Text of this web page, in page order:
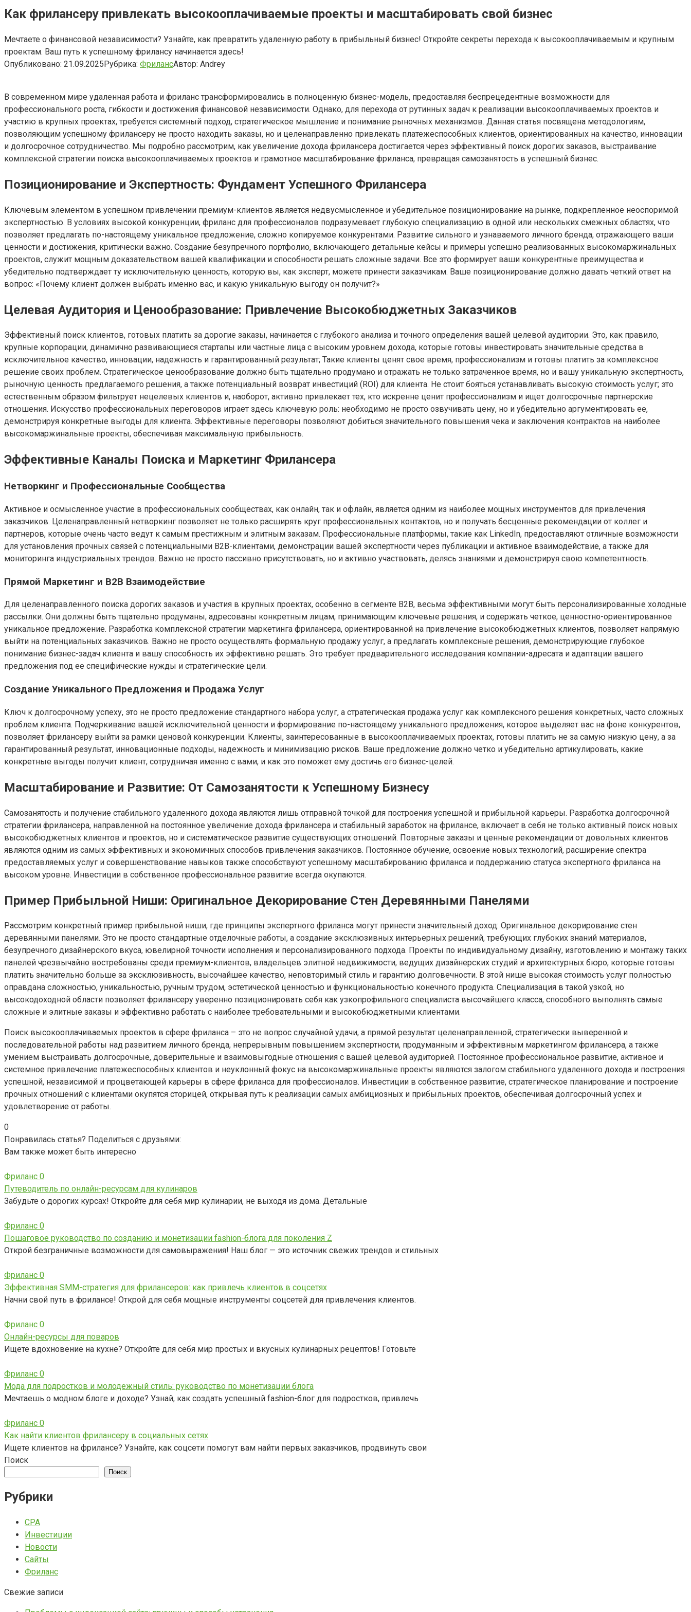
Как фрилансеру привлекать высокооплачиваемые проекты и масштабировать свой бизнес
Мечтаете о финансовой независимости? Узнайте, как превратить удаленную работу в прибыльный бизнес! Откройте секреты перехода к высокооплачиваемым и крупным
проектам. Ваш путь к успешному фрилансу начинается здесь!
Опубликовано: 21.09.2025Рубрика: ФрилансАвтор: Andrey
В современном мире удаленная работа и фриланс трансформировались в полноценную бизнес-модель, предоставляя беспрецедентные возможности для
профессионального роста, гибкости и достижения финансовой независимости. Однако, для перехода от рутинных задач к реализации высокооплачиваемых проектов и
участию в крупных проектах, требуется системный подход, стратегическое мышление и понимание рыночных механизмов. Данная статья посвящена методологиям,
позволяющим успешному фрилансеру не просто находить заказы, но и целенаправленно привлекать платежеспособных клиентов, ориентированных на качество, инновации
и долгосрочное сотрудничество. Мы подробно рассмотрим, как увеличение дохода фрилансера достигается через эффективный поиск дорогих заказов, выстраивание
комплексной стратегии поиска высокооплачиваемых проектов и грамотное масштабирование фриланса, превращая самозанятость в успешный бизнес.
Позиционирование и Экспертность: Фундамент Успешного Фрилансера
Ключевым элементом в успешном привлечении премиум-клиентов является недвусмысленное и убедительное позиционирование на рынке, подкрепленное неоспоримой
экспертностью. В условиях высокой конкуренции, фриланс для профессионалов подразумевает глубокую специализацию в одной или нескольких смежных областях, что
позволяет предлагать по-настоящему уникальное предложение, сложно копируемое конкурентами. Развитие сильного и узнаваемого личного бренда, отражающего ваши
ценности и достижения, критически важно. Создание безупречного портфолио, включающего детальные кейсы и примеры успешно реализованных высокомаржинальных
проектов, служит мощным доказательством вашей квалификации и способности решать сложные задачи. Все это формирует ваши конкурентные преимущества и
убедительно подтверждает ту исключительную ценность, которую вы, как эксперт, можете принести заказчикам. Ваше позиционирование должно давать четкий ответ на
вопрос: «Почему клиент должен выбрать именно вас, и какую уникальную выгоду он получит?»
Целевая Аудитория и Ценообразование: Привлечение Высокобюджетных Заказчиков
Эффективный поиск клиентов, готовых платить за дорогие заказы, начинается с глубокого анализа и точного определения вашей целевой аудитории. Это, как правило,
крупные корпорации, динамично развивающиеся стартапы или частные лица с высоким уровнем дохода, которые готовы инвестировать значительные средства в
исключительное качество, инновации, надежность и гарантированный результат; Такие клиенты ценят свое время, профессионализм и готовы платить за комплексное
решение своих проблем. Стратегическое ценообразование должно быть тщательно продумано и отражать не только затраченное время, но и вашу уникальную экспертность,
рыночную ценность предлагаемого решения, а также потенциальный возврат инвестиций (ROI) для клиента. Не стоит бояться устанавливать высокую стоимость услуг; это
естественным образом фильтрует нецелевых клиентов и, наоборот, активно привлекает тех, кто искренне ценит профессионализм и ищет долгосрочные партнерские
отношения. Искусство профессиональных переговоров играет здесь ключевую роль: необходимо не просто озвучивать цену, но и убедительно аргументировать ее,
демонстрируя конкретные выгоды для клиента. Эффективные переговоры позволяют добиться значительного повышения чека и заключения контрактов на наиболее
высокомаржинальные проекты, обеспечивая максимальную прибыльность.
Эффективные Каналы Поиска и Маркетинг Фрилансера
Нетворкинг и Профессиональные Сообщества
Активное и осмысленное участие в профессиональных сообществах, как онлайн, так и офлайн, является одним из наиболее мощных инструментов для привлечения
заказчиков. Целенаправленный нетворкинг позволяет не только расширять круг профессиональных контактов, но и получать бесценные рекомендации от коллег и
партнеров, которые очень часто ведут к самым престижным и элитным заказам. Профессиональные платформы, такие как LinkedIn, предоставляют отличные возможности
для установления прочных связей с потенциальными B2B-клиентами, демонстрации вашей экспертности через публикации и активное взаимодействие, а также для
мониторинга индустриальных трендов. Важно не просто пассивно присутствовать, но и активно участвовать, делясь знаниями и демонстрируя свою компетентность.
Прямой Маркетинг и B2B Взаимодействие
Для целенаправленного поиска дорогих заказов и участия в крупных проектах, особенно в сегменте B2B, весьма эффективными могут быть персонализированные холодные
рассылки. Они должны быть тщательно продуманы, адресованы конкретным лицам, принимающим ключевые решения, и содержать четкое, ценностно-ориентированное
уникальное предложение. Разработка комплексной стратегии маркетинга фрилансера, ориентированной на привлечение высокобюджетных клиентов, позволяет напрямую
выйти на потенциальных заказчиков. Важно не просто осуществлять формальную продажу услуг, а предлагать комплексные решения, демонстрирующие глубокое
понимание бизнес-задач клиента и вашу способность их эффективно решать. Это требует предварительного исследования компании-адресата и адаптации вашего
предложения под ее специфические нужды и стратегические цели.
Создание Уникального Предложения и Продажа Услуг
Ключ к долгосрочному успеху, это не просто предложение стандартного набора услуг, а стратегическая продажа услуг как комплексного решения конкретных, часто сложных
проблем клиента. Подчеркивание вашей исключительной ценности и формирование по-настоящему уникального предложения, которое выделяет вас на фоне конкурентов,
позволяет фрилансеру выйти за рамки ценовой конкуренции. Клиенты, заинтересованные в высокооплачиваемых проектах, готовы платить не за самую низкую цену, а за
гарантированный результат, инновационные подходы, надежность и минимизацию рисков. Ваше предложение должно четко и убедительно артикулировать, какие
конкретные выгоды получит клиент, сотрудничая именно с вами, и как это поможет ему достичь его бизнес-целей.
Масштабирование и Развитие: От Самозанятости к Успешному Бизнесу
Самозанятость и получение стабильного удаленного дохода являются лишь отправной точкой для построения успешной и прибыльной карьеры. Разработка долгосрочной
стратегии фрилансера, направленной на постоянное увеличение дохода фрилансера и стабильный заработок на фрилансе, включает в себя не только активный поиск новых
высокобюджетных клиентов и проектов, но и систематическое развитие существующих отношений. Повторные заказы и ценные рекомендации от довольных клиентов
являются одним из самых эффективных и экономичных способов привлечения заказчиков. Постоянное обучение, освоение новых технологий, расширение спектра
предоставляемых услуг и совершенствование навыков также способствуют успешному масштабированию фриланса и поддержанию статуса экспертного фриланса на
высоком уровне. Инвестиции в собственное профессиональное развитие всегда окупаются.
Пример Прибыльной Ниши: Оригинальное Декорирование Стен Деревянными Панелями
Рассмотрим конкретный пример прибыльной ниши, где принципы экспертного фриланса могут принести значительный доход: Оригинальное декорирование стен
деревянными панелями. Это не просто стандартные отделочные работы, а создание эксклюзивных интерьерных решений, требующих глубоких знаний материалов,
безупречного дизайнерского вкуса, ювелирной точности исполнения и персонализированного подхода. Проекты по индивидуальному дизайну, изготовлению и монтажу таких
панелей чрезвычайно востребованы среди премиум-клиентов, владельцев элитной недвижимости, ведущих дизайнерских студий и архитектурных бюро, которые готовы
платить значительно больше за эксклюзивность, высочайшее качество, неповторимый стиль и гарантию долговечности. В этой нише высокая стоимость услуг полностью
оправдана сложностью, уникальностью, ручным трудом, эстетической ценностью и функциональностью конечного продукта. Специализация в такой узкой, но
высокодоходной области позволяет фрилансеру уверенно позиционировать себя как узкопрофильного специалиста высочайшего класса, способного выполнять самые
сложные и элитные заказы и эффективно работать с наиболее требовательными и высокобюджетными клиентами.
Поиск высокооплачиваемых проектов в сфере фриланса – это не вопрос случайной удачи, а прямой результат целенаправленной, стратегически выверенной и
последовательной работы над развитием личного бренда, непрерывным повышением экспертности, продуманным и эффективным маркетингом фрилансера, а также
умением выстраивать долгосрочные, доверительные и взаимовыгодные отношения с вашей целевой аудиторией. Постоянное профессиональное развитие, активное и
системное привлечение платежеспособных клиентов и неуклонный фокус на высокомаржинальные проекты являются залогом стабильного удаленного дохода и построения
успешной, независимой и процветающей карьеры в сфере фриланса для профессионалов. Инвестиции в собственное развитие, стратегическое планирование и построение
прочных отношений с клиентами окупятся сторицей, открывая путь к реализации самых амбициозных и прибыльных проектов, обеспечивая долгосрочный успех и
удовлетворение от работы.
0
Понравилась статья? Поделиться с друзьями:
Вам также может быть интересно
Фриланс 0
Путеводитель по онлайн-ресурсам для кулинаров
Забудьте о дорогих курсах! Откройте для себя мир кулинарии, не выходя из дома. Детальные
Фриланс 0
Пошаговое руководство по созданию и монетизации fashion-блога для поколения Z
Открой безграничные возможности для самовыражения! Наш блог — это источник свежих трендов и стильных
Фриланс 0
Эффективная SMM-стратегия для фрилансеров: как привлечь клиентов в соцсетях
Начни свой путь в фрилансе! Открой для себя мощные инструменты соцсетей для привлечения клиентов.
Фриланс 0
Онлайн-ресурсы для поваров
Ищете вдохновение на кухне? Откройте для себя мир простых и вкусных кулинарных рецептов! Готовьте
Фриланс 0
Мода для подростков и молодежный стиль: руководство по монетизации блога
Мечтаешь о модном блоге и доходе? Узнай, как создать успешный fashion-блог для подростков, привлечь
Фриланс 0
Как найти клиентов фрилансеру в социальных сетях
Ищете клиентов на фрилансе? Узнайте, как соцсети помогут вам найти первых заказчиков, продвинуть свои
Поиск
Поиск
Рубрики
CPA
Инвестиции
Новости
Сайты
Фриланс
Свежие записи